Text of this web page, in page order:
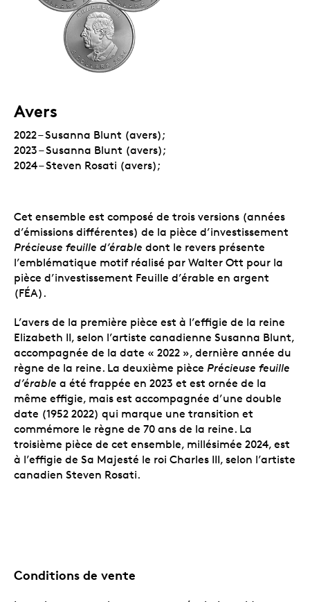
Avers
2022 – Susanna Blunt (avers);
2023 – Susanna Blunt (avers);
2024 – Steven Rosati (avers);
Cet ensemble est composé de trois versions (années
d’émissions différentes) de la pièce d’investissement
Précieuse feuille d’érable dont le revers présente
l’emblématique motif réalisé par Walter Ott pour la
pièce d’investissement Feuille d’érable en argent
(FÉA).
L’avers de la première pièce est à l’effigie de la reine
Elizabeth II, selon l’artiste canadienne Susanna Blunt,
accompagnée de la date « 2022 », dernière année du
règne de la reine. La deuxième pièce Précieuse feuille
d’érable a été frappée en 2023 et est ornée de la
même effigie, mais est accompagnée d’une double
date (1952 2022) qui marque une transition et
commémore le règne de 70 ans de la reine. La
troisième pièce de cet ensemble, millésimée 2024, est
à l’effigie de Sa Majesté le roi Charles III, selon l’artiste
canadien Steven Rosati.
Conditions de vente